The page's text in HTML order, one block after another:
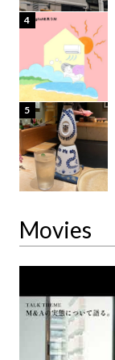
4
5
Movies